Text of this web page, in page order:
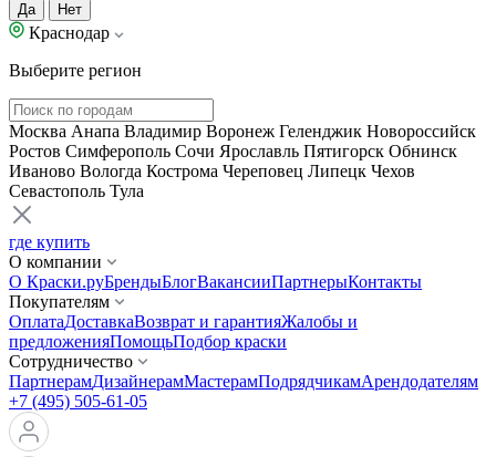
Да Нет
Краснодар
Выберите регион
Москва Анапа Владимир Воронеж Геленджик Новороссийск
Ростов Симферополь Сочи Ярославль Пятигорск Обнинск
Иваново Вологда Кострома Череповец Липецк Чехов
Севастополь Тула
где купить
О компании
О Краски.руБрендыБлогВакансииПартнерыКонтакты
Покупателям
ОплатаДоставкаВозврат и гарантияЖалобы и
предложенияПомощьПодбор краски
Сотрудничество
ПартнерамДизайнерамМастерамПодрядчикамАрендодателям
+7 (495) 505-61-05